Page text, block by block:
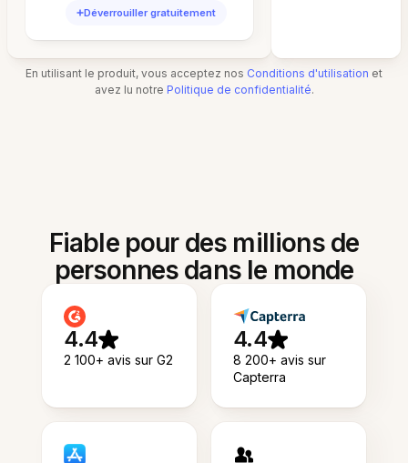
Déverrouiller gratuitement
En utilisant le produit, vous acceptez nos Conditions d'utilisation et
avez lu notre Politique de confidentialité.
Fiable pour des millions de
personnes dans le monde
4.4
2 100+ avis sur G2
4.4
8 200+ avis sur
Capterra